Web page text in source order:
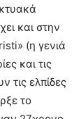
και στην
(η γενιά
και τις
τις ελπίδες
το